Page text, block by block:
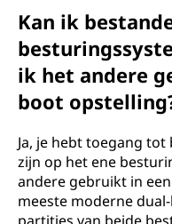
Kan ik
ik het andere
boot
Ja, je hebt toegang
zijn op het ene
andere gebruikt in
meeste moderne